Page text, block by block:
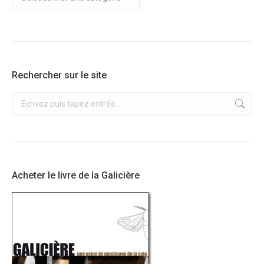
sur
Rechercher sur le site
Recherche
:
Acheter le livre de la Galicière